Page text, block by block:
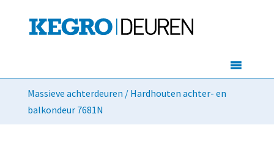
Massieve achterdeuren / Hardhouten achter- en
balkondeur 7681N